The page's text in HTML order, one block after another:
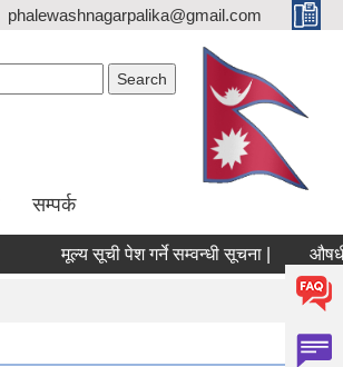
phalewashnagarpalika@gmail.com
सम्पर्क
मूल्य सूची पेश गर्ने सम्वन्धी सूचना | औषधी